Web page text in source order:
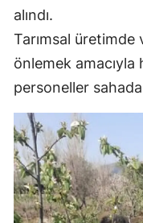
alındı.
Tarımsal üretimde
önlemek
personeller